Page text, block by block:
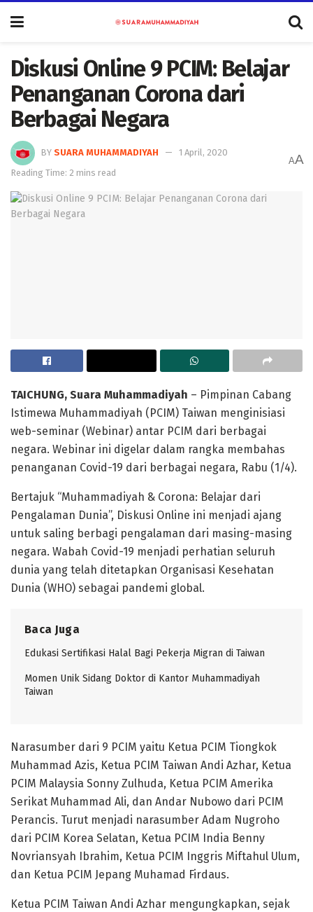
Diskusi Online 9 PCIM: Belajar
Penanganan Corona dari
Berbagai Negara
BY SUARA MUHAMMADIYAH
1 April, 2020
Reading Time: 2 mins read
AA
TAICHUNG, Suara Muhammadiyah – Pimpinan Cabang
Istimewa Muhammadiyah (PCIM) Taiwan menginisiasi
web-seminar (Webinar) antar PCIM dari berbagai
negara. Webinar ini digelar dalam rangka membahas
penanganan Covid-19 dari berbagai negara, Rabu (1/4).
Bertajuk “Muhammadiyah & Corona: Belajar dari
Pengalaman Dunia”, Diskusi Online ini menjadi ajang
untuk saling berbagi pengalaman dari masing-masing
negara. Wabah Covid-19 menjadi perhatian seluruh
dunia yang telah ditetapkan Organisasi Kesehatan
Dunia (WHO) sebagai pandemi global.
Baca Juga
Edukasi Sertifikasi Halal Bagi Pekerja Migran di Taiwan
Momen Unik Sidang Doktor di Kantor Muhammadiyah
Taiwan
Narasumber dari 9 PCIM yaitu Ketua PCIM Tiongkok
Muhammad Azis, Ketua PCIM Taiwan Andi Azhar, Ketua
PCIM Malaysia Sonny Zulhuda, Ketua PCIM Amerika
Serikat Muhammad Ali, dan Andar Nubowo dari PCIM
Perancis. Turut menjadi narasumber Adam Nugroho
dari PCIM Korea Selatan, Ketua PCIM India Benny
Novriansyah Ibrahim, Ketua PCIM Inggris Miftahul Ulum,
dan Ketua PCIM Jepang Muhamad Firdaus.
Ketua PCIM Taiwan Andi Azhar mengungkapkan, sejak